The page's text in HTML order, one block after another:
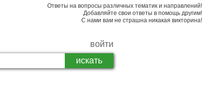
Ответы на вопросы различных тематик и направлений!
Добавляйте свои ответы в помощь другим!
С нами вам не страшна никакая викторина!
войти